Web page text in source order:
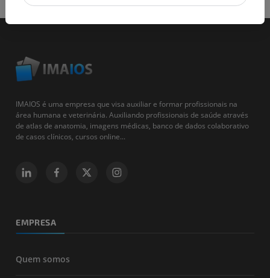
IMAIOS é uma empresa que visa auxiliar e formar profissionais na
área humana e veterinária. Auxiliando profissionais de saúde através
de atlas de anatomia, imagens médicas, banco de dados colaborativo
de casos clínicos, cursos online...
EMPRESA
Quem somos